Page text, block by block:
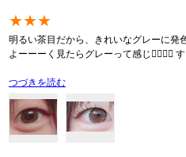
★★★
明るい茶目だから、きれいなグレーに発
よーーーく見たらグレーって感じ👍🏻👍🏻
つづきを読む